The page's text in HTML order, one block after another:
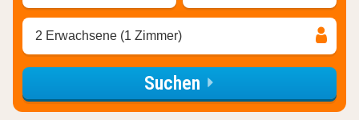
2 Erwachsene (1 Zimmer)
Suchen